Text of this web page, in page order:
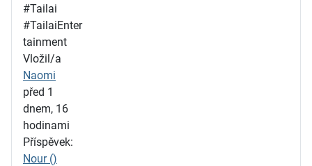
#Tailai
#TailaiEnter
tainment
Vložil/a
Naomi
před 1
dnem, 16
hodinami
Příspěvek:
Nour ()